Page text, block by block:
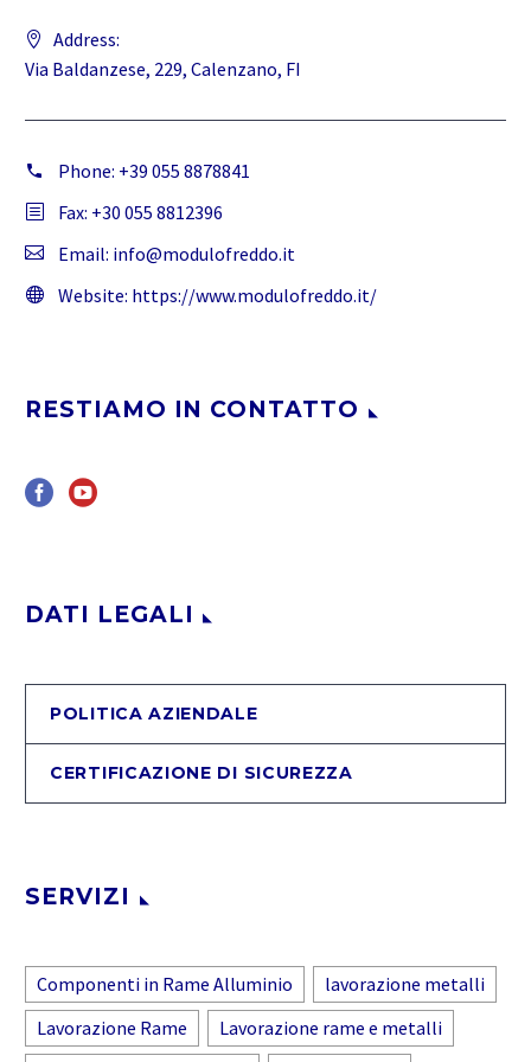
Address:
Via Baldanzese, 229, Calenzano, FI
Phone: +39 055 8878841
Fax: +30 055 8812396
Email: info@modulofreddo.it
Website: https://www.modulofreddo.it/
RESTIAMO IN CONTATTO
DATI LEGALI
POLITICA AZIENDALE
CERTIFICAZIONE DI SICUREZZA
SERVIZI
Componenti in Rame Alluminio
lavorazione metalli
Lavorazione Rame
Lavorazione rame e metalli